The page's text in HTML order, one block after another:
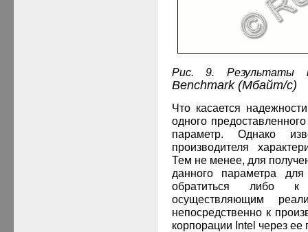
Рис. 9.
Benchmark(Мбайт/с)
Что касается
одного
параметр. Однако
производителя
Тем не менее, для
данного параметра
обратиться либо
осуществляющим
непосредственно к
корпорации Intel через ее